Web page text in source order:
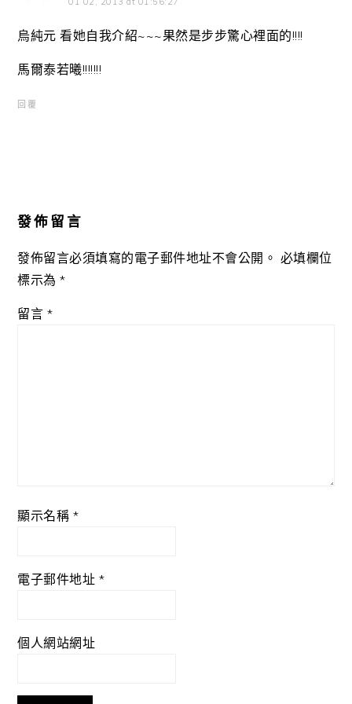
烏純元 看她自我介紹~~~果然是步步驚心裡面的!!!!
馬爾泰若曦!!!!!!!
回覆
發佈留言
發佈留言必須填寫的電子郵件地址不會公開。 必填欄位
標示為*
留言 *
顯示名稱 *
電子郵件地址 *
個人網站網址